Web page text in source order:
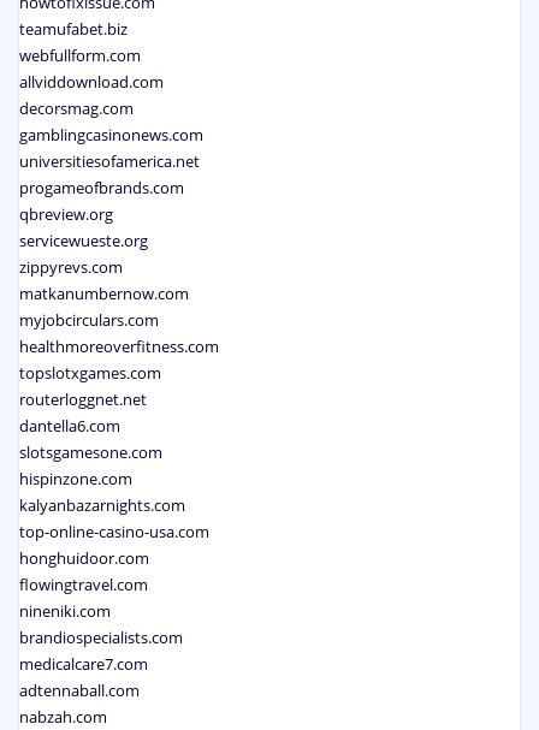
teamufabet.biz
webfullform.com
allviddownload.com
decorsmag.com
gamblingcasinonews.com
universitiesofamerica.net
progameofbrands.com
qbreview.org
servicewueste.org
zippyrevs.com
matkanumbernow.com
myjobcirculars.com
healthmoreoverfitness.com
topslotxgames.com
routerloggnet.net
dantella6.com
slotsgamesone.com
hispinzone.com
kalyanbazarnights.com
top-online-casino-usa.com
honghuidoor.com
flowingtravel.com
nineniki.com
brandiospecialists.com
medicalcare7.com
adtennaball.com
nabzah.com